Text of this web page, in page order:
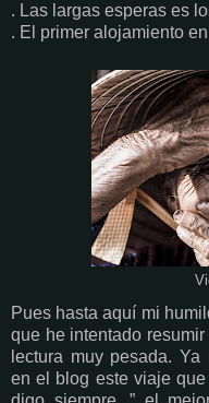
. Las largas esperas es
. El primer alojamiento
Pues hasta aquí mi
que he intentado
lectura muy pesada.
en el blog este viaje